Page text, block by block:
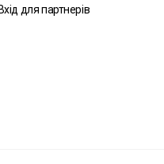
Вхід для партнерів